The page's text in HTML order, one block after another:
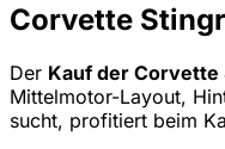
Corvette
Der Kauf der Corvette
Mittelmotor-Layout,
sucht, profitiert beim